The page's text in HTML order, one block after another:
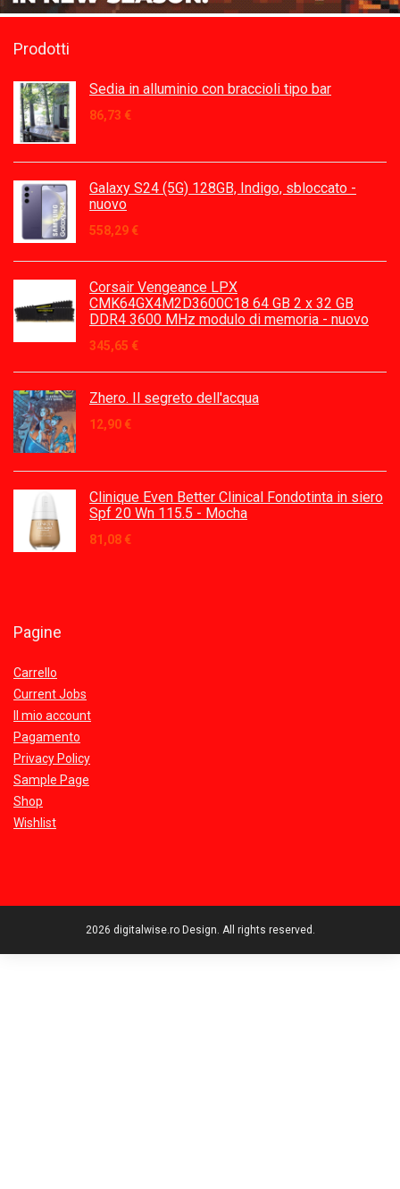
Prodotti
Sedia in alluminio con braccioli tipo bar
86,73 €
Galaxy S24 (5G) 128GB, Indigo, sbloccato -
nuovo
558,29 €
Corsair Vengeance LPX
CMK64GX4M2D3600C18 64 GB 2 x 32 GB
DDR4 3600 MHz modulo di memoria - nuovo
345,65 €
Zhero. Il segreto dell'acqua
12,90 €
Clinique Even Better Clinical Fondotinta in siero
Spf 20 Wn 115.5 - Mocha
81,08 €
Pagine
Carrello
Current Jobs
Il mio account
Pagamento
Privacy Policy
Sample Page
Shop
Wishlist
2026 digitalwise.ro Design. All rights reserved.